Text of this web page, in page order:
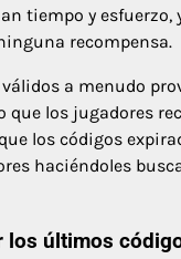
tiempo y esfuerzo,
recompensa.
a menudo
que los jugadores
los códigos
haciéndoles
los últimos